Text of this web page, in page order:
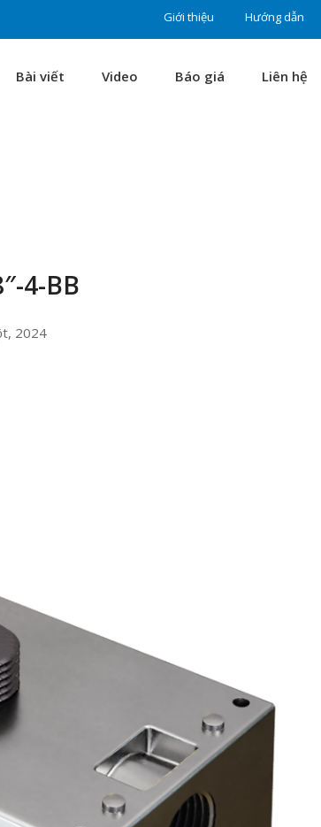
Giới thiệu Hướng dẫn
Bài viết Video Báo giá Liên hệ
4-BB
2024